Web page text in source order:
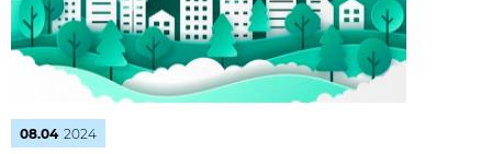
08.04 2024